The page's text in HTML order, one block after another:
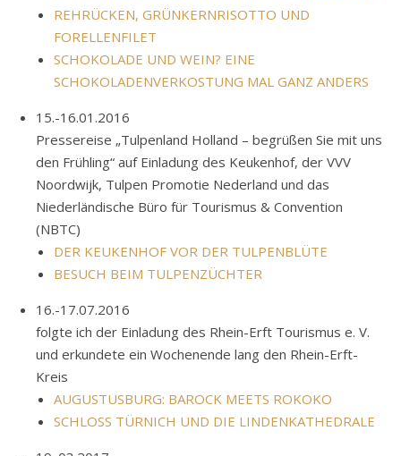
REHRÜCKEN, GRÜNKERNRISOTTO UND
FORELLENFILET
SCHOKOLADE UND WEIN? EINE
SCHOKOLADENVERKOSTUNG MAL GANZ ANDERS
15.-16.01.2016
Pressereise „Tulpenland Holland – begrüßen Sie mit uns
den Frühling“ auf Einladung des Keukenhof, der VVV
Noordwijk, Tulpen Promotie Nederland und das
Niederländische Büro für Tourismus & Convention
(NBTC)
DER KEUKENHOF VOR DER TULPENBLÜTE
BESUCH BEIM TULPENZÜCHTER
16.-17.07.2016
folgte ich der Einladung des Rhein-Erft Tourismus e. V.
und erkundete ein Wochenende lang den Rhein-Erft-
Kreis
AUGUSTUSBURG: BAROCK MEETS ROKOKO
SCHLOSS TÜRNICH UND DIE LINDENKATHEDRALE